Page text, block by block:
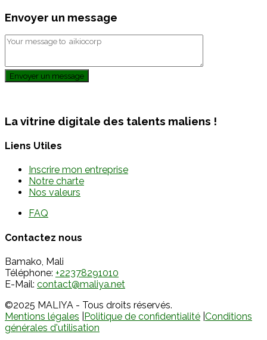
Envoyer un message
Envoyer un message
La vitrine digitale des talents maliens !
Liens Utiles
Inscrire mon entreprise
Notre charte
Nos valeurs
FAQ
Contactez nous
Bamako, Mali
Téléphone: +22378291010
E-Mail: contact@maliya.net
©2025 MALIYA - Tous droits réservés.
Mentions légales Politique de confidentialité Conditions
générales d'utilisation